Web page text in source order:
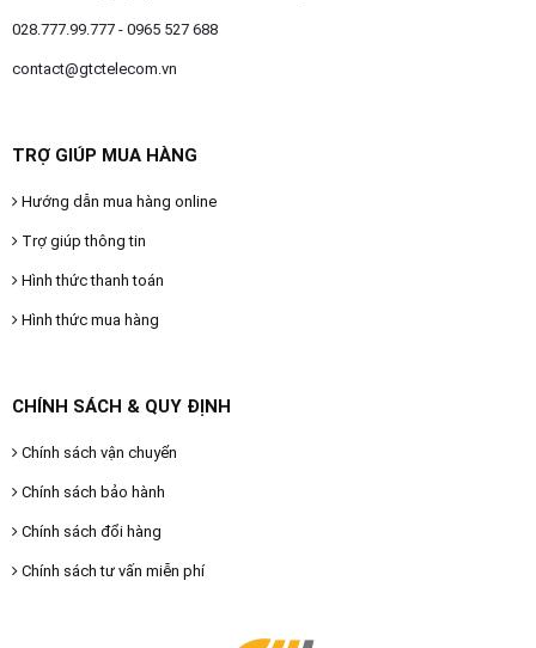
028.777.99.777 - 0965 527 688
contact@gtctelecom.vn
TRỢ GIÚP MUA HÀNG
Hướng dẫn mua hàng online
Trợ giúp thông tin
Hình thức thanh toán
Hình thức mua hàng
CHÍNH SÁCH & QUY ĐỊNH
Chính sách vận chuyển
Chính sách bảo hành
Chính sách đổi hàng
Chính sách tư vấn miễn phí